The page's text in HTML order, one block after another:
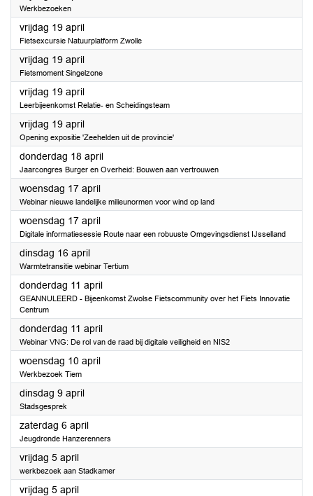
Werkbezoeken
vrijdag 19 april2024
Fietsexcursie Natuurplatform Zwolle
vrijdag 19 april2024
Fietsmoment Singelzone
vrijdag 19 april2024
Leerbijeenkomst Relatie- en Scheidingsteam
vrijdag 19 april2024
Opening expositie 'Zeehelden uit de provincie'
donderdag 18 april2024
Jaarcongres Burger en Overheid: Bouwen aan vertrouwen
woensdag 17 april2024
Webinar nieuwe landelijke milieunormen voor wind op land
woensdag 17 april2024
Digitale informatiesessie Route naar een robuuste Omgevingsdienst IJsselland
dinsdag 16 april2024
Warmtetransitie webinar Tertium
donderdag 11 april2024
GEANNULEERD - Bijeenkomst Zwolse Fietscommunity over het Fiets Innovatie
Centrum
donderdag 11 april2024
Webinar VNG: De rol van de raad bij digitale veiligheid en NIS2
woensdag 10 april2024
Werkbezoek Tiem
dinsdag 9 april2024
Stadsgesprek
zaterdag 6 april2024
Jeugdronde Hanzerenners
vrijdag 5 april2024
werkbezoek aan Stadkamer
vrijdag 5 april2024